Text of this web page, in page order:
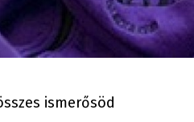
ismerősöd